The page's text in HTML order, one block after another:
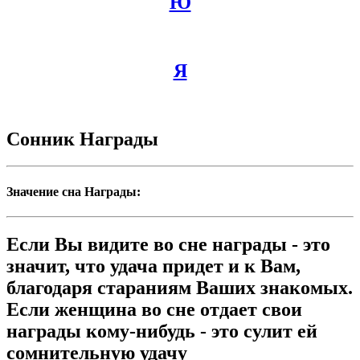
Я
Сонник Награды
Значение сна Награды:
Если Вы видите во сне награды - это
значит, что удача придет и к Вам,
благодаря стараниям Ваших знакомых.
Если женщина во сне отдает свои
награды кому-нибудь - это сулит ей
сомнительную удачу